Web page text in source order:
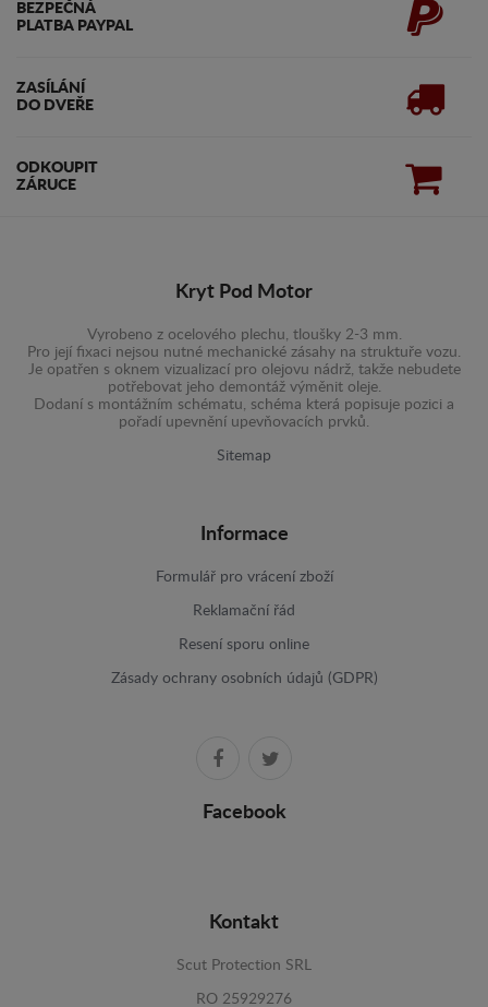
BEZPEČNÁ
PLATBA PAYPAL
ZASÍLÁNÍ
DO DVEŘE
ODKOUPIT
ZÁRUCE
Kryt Pod Motor
Vyrobeno z ocelového plechu, tloušky 2-3 mm.
Pro její fixaci nejsou nutné mechanické zásahy na struktuře vozu.
Je opatřen s oknem vizualizací pro olejovu nádrž, takže nebudete
potřebovat jeho demontáž výměnit oleje.
Dodaní s montážním schématu, schéma která popisuje pozici a
pořadí upevnění upevňovacích prvků.
Sitemap
Informace
Formulář pro vrácení zboží
Reklamační řád
Resení sporu online
Zásady ochrany osobních údajů (GDPR)
Facebook
Kontakt
Scut Protection SRL
RO 25929276